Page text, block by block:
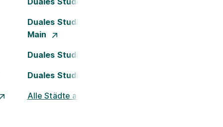
Duales Studium Frankfurt am
Main
Duales Studium Köln
Duales Studium Nürnberg
Alle Städte ansehen